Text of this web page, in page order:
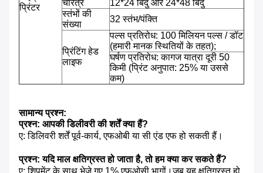
प्रिंटर
चरित्र
12*24 बिंदु और 24*48 बिंदु
स्तंभों की
संख्या
32 स्तंभ/पंक्ति
प्रिंटिंग हेड
लाइफ
पल्स प्रतिरोध: 100 मिलियन पल्स / डॉट
(हमारी मानक स्थितियों के तहत);
घर्षण प्रतिरोध: कागज यात्रा दूरी 50
किमी (प्रिंट अनुपात: 25% या उससे
कम)
सामान्य प्रश्न:
प्रश्न: आपकी डिलीवरी की शर्तें क्या हैं?
ए: डिलिवरी शर्तें पूर्व-कार्य, एफओबी या सी एंड एफ हो सकती हैं।
प्रश्न: यदि माल क्षतिग्रस्त हो जाता है, तो हम क्या कर सकते हैं?